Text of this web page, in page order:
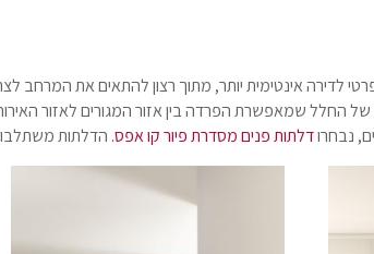
לדירה אינטימית יותר, מתוך רצון להתאים את המרחב
החלל שמאפשרת הפרדה בין אזור המגורים לאזור
נבחרודלתות פנים מסדרת פיור קו אפס. הדלתות